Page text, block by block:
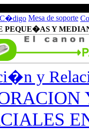
C�digo Mesa de soporte
Y
y